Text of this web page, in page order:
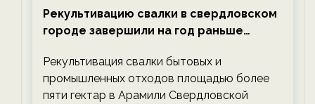
Рекультивацию свалки в свердловском
городе завершили на год раньше
экологии на ECOportal
Рекультивация свалки бытовых и
промышленных отходов площадью более
пяти гектар в Арамили Свердловской